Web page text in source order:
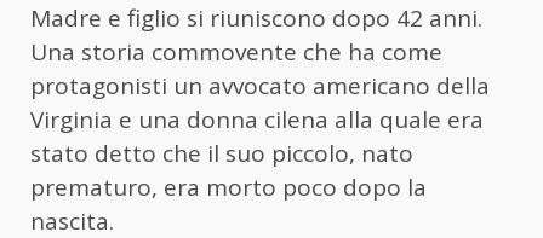
Madre e figlio si riuniscono dopo 42 anni.
Una storia commovente che ha come
protagonisti un avvocato americano della
Virginia e una donna cilena alla quale era
stato detto che il suo piccolo, nato
prematuro, era morto poco dopo la
nascita.